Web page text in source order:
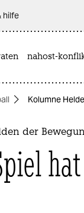
hilfe
nahost-
Kolumne
der